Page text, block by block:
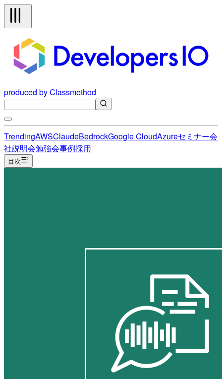
produced by Classmethod
TrendingAWSClaudeBedrockGoogle CloudAzureセミナー会
社説明会勉強会事例採用
目次